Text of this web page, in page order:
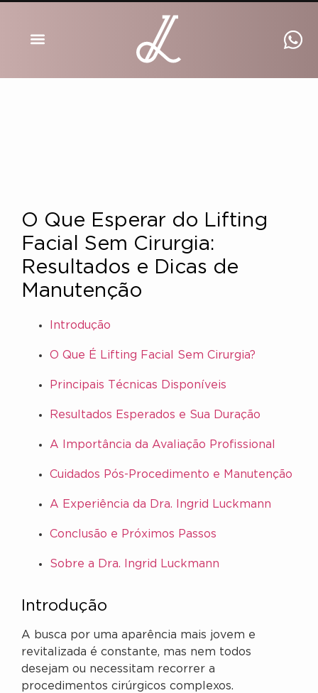
O Que Esperar do Lifting
Facial Sem Cirurgia:
Resultados e Dicas de
Manutenção
Introdução
O Que É Lifting Facial Sem Cirurgia?
Principais Técnicas Disponíveis
Resultados Esperados e Sua Duração
A Importância da Avaliação Profissional
Cuidados Pós-Procedimento e Manutenção
A Experiência da Dra. Ingrid Luckmann
Conclusão e Próximos Passos
Sobre a Dra. Ingrid Luckmann
Introdução
A busca por uma aparência mais jovem e
revitalizada é constante, mas nem todos
desejam ou necessitam recorrer a
procedimentos cirúrgicos complexos.